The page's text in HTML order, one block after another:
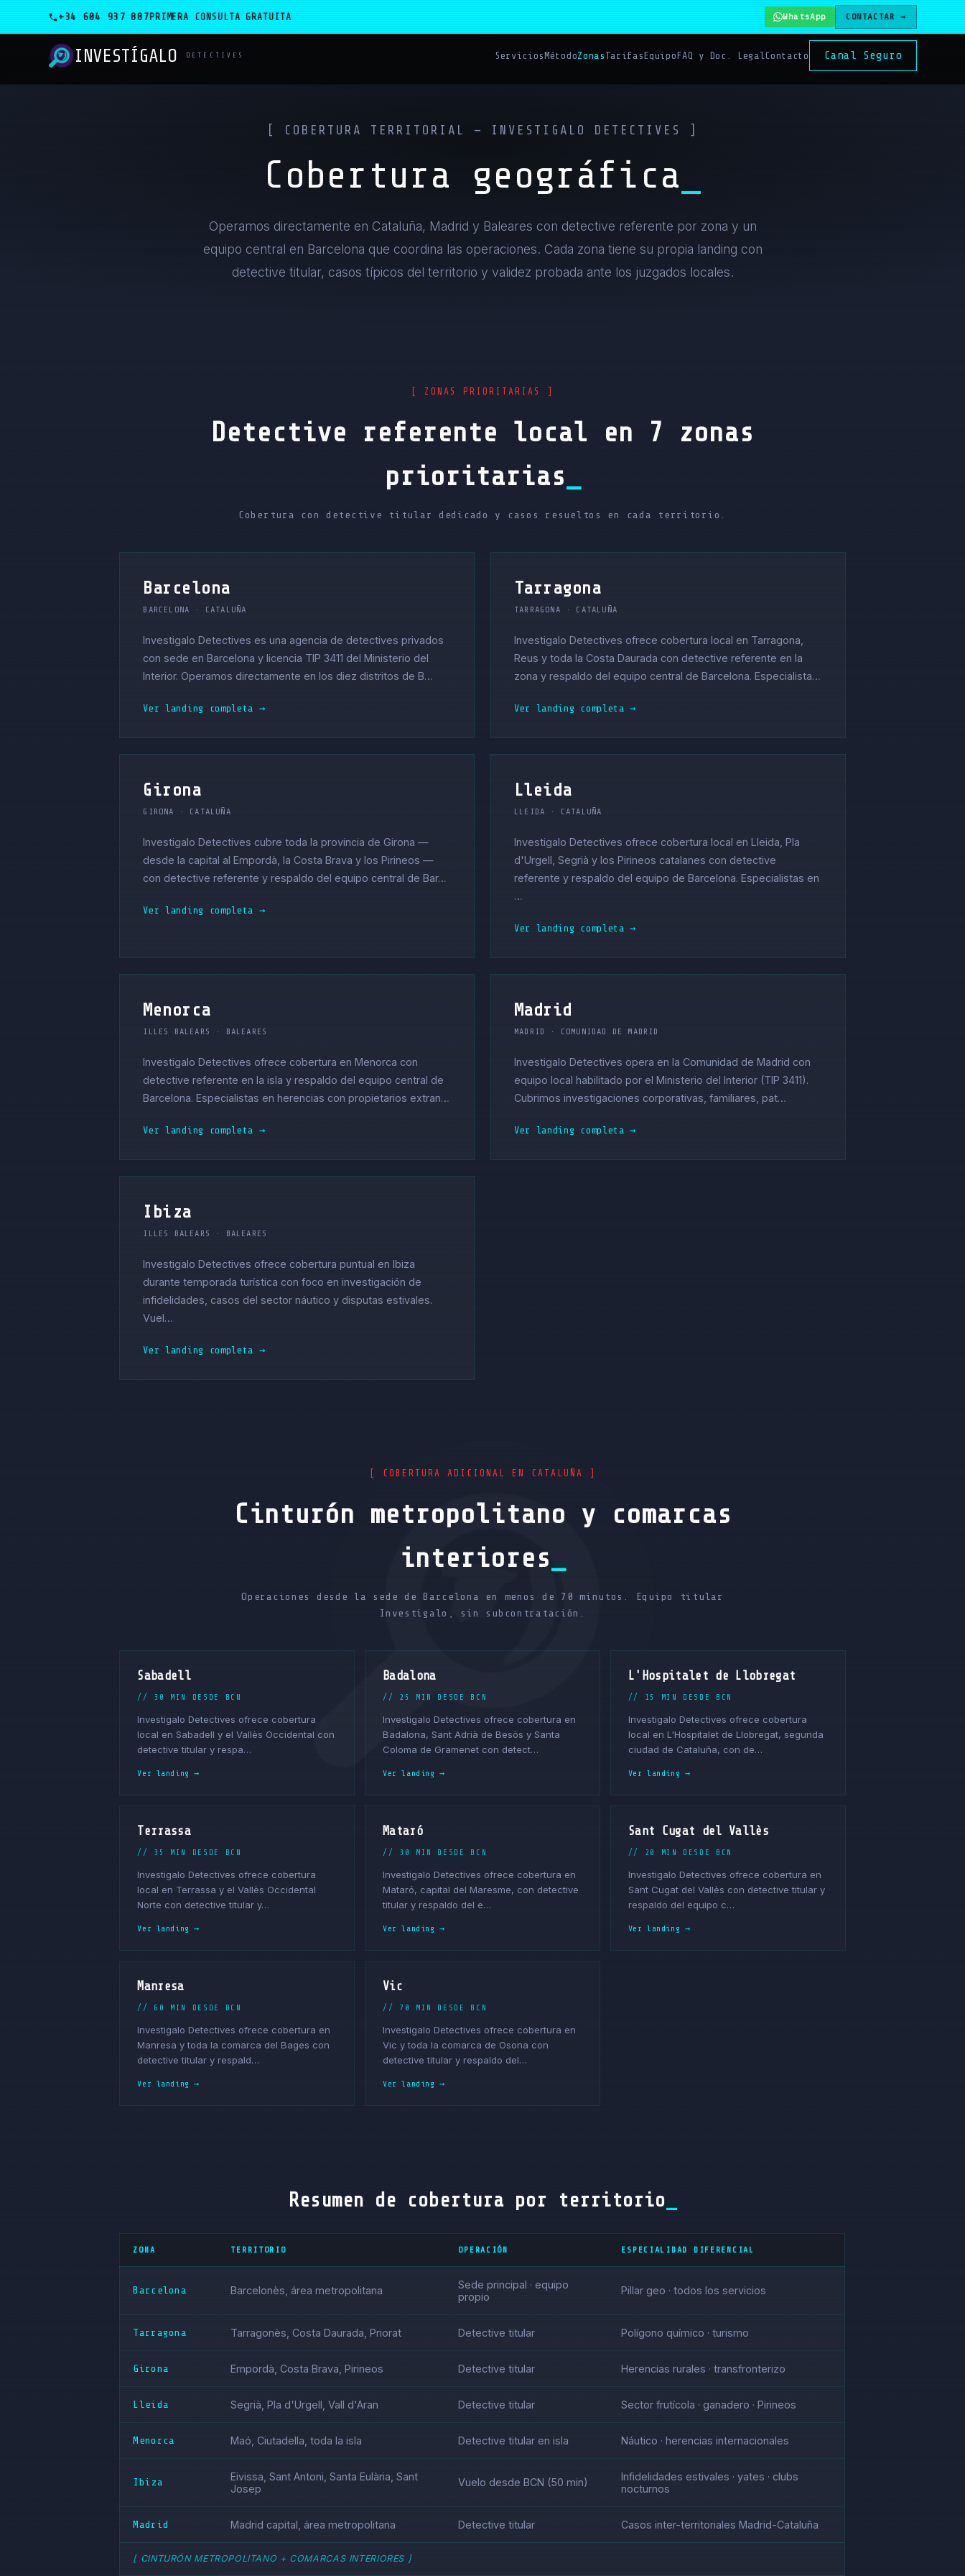
+34 604 937 887 PRIMERA CONSULTA GRATUITA WhatsApp CONTACTAR →
INVESTÍGALO DETECTIVES Servicios MétodoZonas Tarifas Equipo FAQ y Doc. LegalContacto Canal Seguro
[ COBERTURA TERRITORIAL — INVESTIGALO DETECTIVES ]
Cobertura geográfica
Operamos directamente en Cataluña, Madrid y Baleares con detective referente por zona y un
equipo central en Barcelona que coordina las operaciones. Cada zona tiene su propia landing con
detective titular, casos típicos del territorio y validez probada ante los juzgados locales.
[ ZONAS PRIORITARIAS ]
Detective referente local en 7 zonas
prioritarias
Cobertura con detective titular dedicado y casos resueltos en cada territorio.
Barcelona
BARCELONA · CATALUÑA
Investigalo Detectives es una agencia de detectives privados
con sede en Barcelona y licencia TIP 3411 del Ministerio del
Interior. Operamos directamente en los diez distritos de B…
Ver landing completa →
Tarragona
TARRAGONA · CATALUÑA
Investigalo Detectives ofrece cobertura local en Tarragona,
Reus y toda la Costa Daurada con detective referente en la
zona y respaldo del equipo central de Barcelona. Especialista…
Ver landing completa →
Girona
GIRONA · CATALUÑA
Investigalo Detectives cubre toda la provincia de Girona —
desde la capital al Empordà, la Costa Brava y los Pirineos —
con detective referente y respaldo del equipo central de Bar…
Ver landing completa →
Lleida
LLEIDA · CATALUÑA
Investigalo Detectives ofrece cobertura local en Lleida, Pla
d'Urgell, Segrià y los Pirineos catalanes con detective
referente y respaldo del equipo de Barcelona. Especialistas en
…
Ver landing completa →
Menorca
ILLES BALEARS · BALEARES
Investigalo Detectives ofrece cobertura en Menorca con
detective referente en la isla y respaldo del equipo central de
Barcelona. Especialistas en herencias con propietarios extran…
Ver landing completa →
Madrid
MADRID · COMUNIDAD DE MADRID
Investigalo Detectives opera en la Comunidad de Madrid con
equipo local habilitado por el Ministerio del Interior (TIP 3411).
Cubrimos investigaciones corporativas, familiares, pat…
Ver landing completa →
Ibiza
ILLES BALEARS · BALEARES
Investigalo Detectives ofrece cobertura puntual en Ibiza
durante temporada turística con foco en investigación de
infidelidades, casos del sector náutico y disputas estivales.
Vuel…
Ver landing completa →
[ COBERTURA ADICIONAL EN CATALUÑA ]
Cinturón metropolitano y comarcas
interiores
Operaciones desde la sede de Barcelona en menos de 70 minutos. Equipo titular
Investigalo, sin subcontratación.
Sabadell
// 30 MIN DESDE BCN
Investigalo Detectives ofrece cobertura
local en Sabadell y el Vallès Occidental con
detective titular y respa…
Ver landing →
Badalona
// 25 MIN DESDE BCN
Investigalo Detectives ofrece cobertura en
Badalona, Sant Adrià de Besòs y Santa
Coloma de Gramenet con detect…
Ver landing →
L'Hospitalet de Llobregat
// 15 MIN DESDE BCN
Investigalo Detectives ofrece cobertura
local en L'Hospitalet de Llobregat, segunda
ciudad de Cataluña, con de…
Ver landing →
Terrassa
// 35 MIN DESDE BCN
Investigalo Detectives ofrece cobertura
local en Terrassa y el Vallès Occidental
Norte con detective titular y…
Ver landing →
Mataró
// 30 MIN DESDE BCN
Investigalo Detectives ofrece cobertura en
Mataró, capital del Maresme, con detective
titular y respaldo del e…
Ver landing →
Sant Cugat del Vallès
// 20 MIN DESDE BCN
Investigalo Detectives ofrece cobertura en
Sant Cugat del Vallès con detective titular y
respaldo del equipo c…
Ver landing →
Manresa
// 60 MIN DESDE BCN
Investigalo Detectives ofrece cobertura en
Manresa y toda la comarca del Bages con
detective titular y respald…
Ver landing →
Vic
// 70 MIN DESDE BCN
Investigalo Detectives ofrece cobertura en
Vic y toda la comarca de Osona con
detective titular y respaldo del…
Ver landing →
Resumen de cobertura por territorio
ZONA TERRITORIO OPERACIÓN ESPECIALIDAD DIFERENCIAL
Barcelona Barcelonès, área metropolitana
Sede principal · equipo
propio
Pillar geo · todos los servicios
Tarragona Tarragonès, Costa Daurada, Priorat Detective titular Polígono químico · turismo
Girona Empordà, Costa Brava, Pirineos Detective titular Herencias rurales · transfronterizo
Lleida Segrià, Pla d'Urgell, Vall d'Aran Detective titular Sector frutícola · ganadero · Pirineos
Menorca Maó, Ciutadella, toda la isla Detective titular en isla Náutico · herencias internacionales
Ibiza
Eivissa, Sant Antoni, Santa Eulària, Sant
Josep
Vuelo desde BCN (50 min)
Infidelidades estivales · yates · clubs
nocturnos
Madrid Madrid capital, área metropolitana Detective titular Casos inter-territoriales Madrid-Cataluña
[ CINTURÓN METROPOLITANO + COMARCAS INTERIORES ]